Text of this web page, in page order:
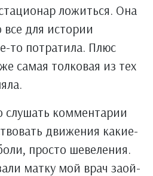
ложиться. Она
для истории
то потратила. Плюс
самая толковая из тех
слушать комментарии
движения какие-
просто шевеления.
матку мой врач заой-